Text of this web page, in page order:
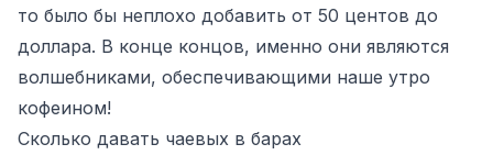
то было бы неплохо добавить от 50 центов до
доллара. В конце концов, именно они являются
волшебниками, обеспечивающими наше утро
кофеином!
Сколько давать чаевых в барах